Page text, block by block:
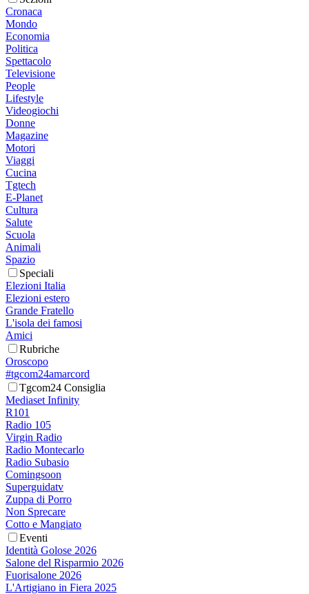
Cronaca
Mondo
Economia
Politica
Spettacolo
Televisione
People
Lifestyle
Videogiochi
Donne
Magazine
Motori
Viaggi
Cucina
Tgtech
E-Planet
Cultura
Salute
Scuola
Animali
Spazio
Speciali
Elezioni Italia
Elezioni estero
Grande Fratello
L'isola dei famosi
Amici
Rubriche
Oroscopo
#tgcom24amarcord
Tgcom24 Consiglia
Mediaset Infinity
R101
Radio 105
Virgin Radio
Radio Montecarlo
Radio Subasio
Comingsoon
Superguidatv
Zuppa di Porro
Non Sprecare
Cotto e Mangiato
Eventi
Identità Golose 2026
Salone del Risparmio 2026
Fuorisalone 2026
L'Artigiano in Fiera 2025